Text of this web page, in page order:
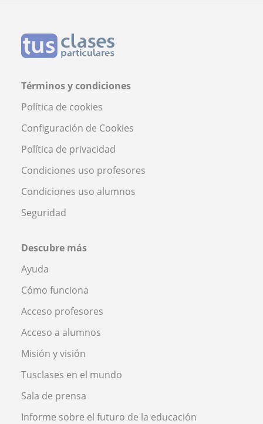
Términos y condiciones
Política de cookies
Configuración de Cookies
Política de privacidad
Condiciones uso profesores
Condiciones uso alumnos
Seguridad
Descubre más
Ayuda
Cómo funciona
Acceso profesores
Acceso a alumnos
Misión y visión
Tusclases en el mundo
Sala de prensa
Informe sobre el futuro de la educación